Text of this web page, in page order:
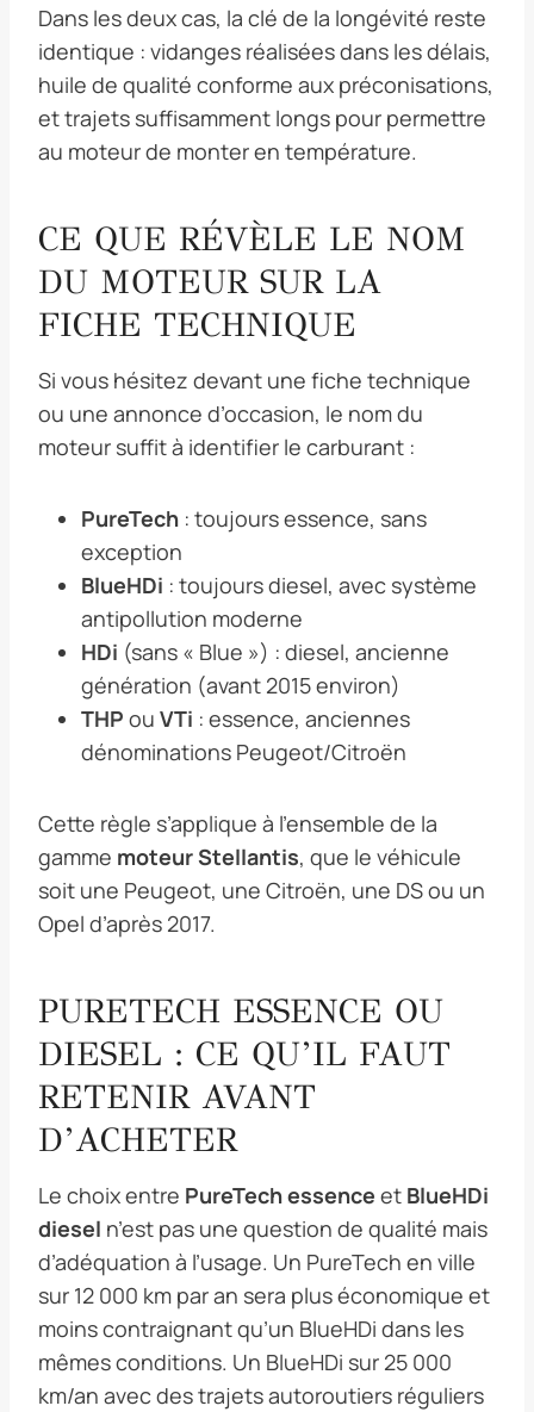
Dans les deux cas, la clé de la longévité reste
identique : vidanges réalisées dans les délais,
huile de qualité conforme aux préconisations,
et trajets suffisamment longs pour permettre
au moteur de monter en température.
CE QUE RÉVÈLE LE NOM
DU MOTEUR SUR LA
FICHE TECHNIQUE
Si vous hésitez devant une fiche technique
ou une annonce d’occasion, le nom du
moteur suffit à identifier le carburant :
PureTech : toujours essence, sans
exception
BlueHDi : toujours diesel, avec système
antipollution moderne
HDi (sans « Blue ») : diesel, ancienne
génération (avant 2015 environ)
THP ou VTi : essence, anciennes
dénominations Peugeot/Citroën
Cette règle s’applique à l’ensemble de la
gamme moteur Stellantis, que le véhicule
soit une Peugeot, une Citroën, une DS ou un
Opel d’après 2017.
PURETECH ESSENCE OU
DIESEL : CE QU’IL FAUT
RETENIR AVANT
D’ACHETER
Le choix entre PureTech essence et BlueHDi
diesel n’est pas une question de qualité mais
d’adéquation à l’usage. Un PureTech en ville
sur 12 000 km par an sera plus économique et
moins contraignant qu’un BlueHDi dans les
mêmes conditions. Un BlueHDi sur 25 000
km/an avec des trajets autoroutiers réguliers